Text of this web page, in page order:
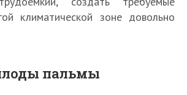
климатической зоне довольно
пальмы